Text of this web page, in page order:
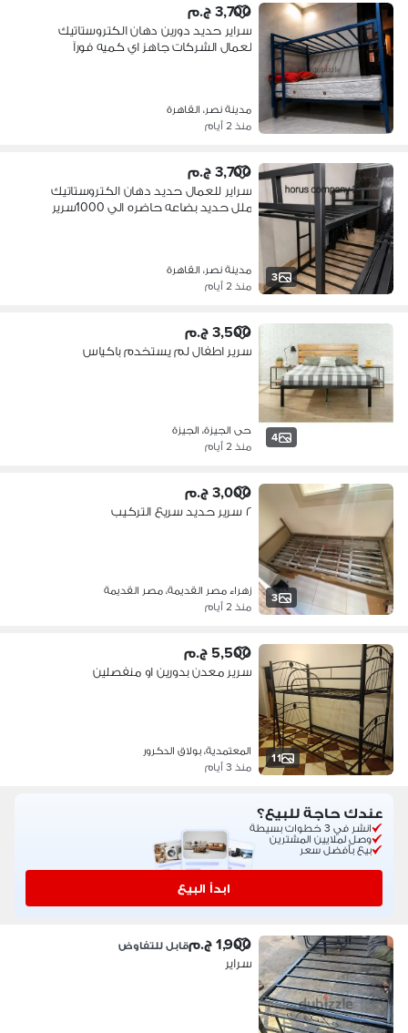
3,700 ج.م
سراير حديد دورين دهان الكتروستاتيك
لعمال الشركات جاهز اي كميه فورآ
مدينة نصر، القاهرة
منذ 2 أيام
3
3,700 ج.م
سراير للعمال حديد دهان الكتروستاتيك
ملل حديد بضاعه حاضره الي 1000سرير
مدينة نصر، القاهرة
منذ 2 أيام
4
3,500 ج.م
سرير اطفال لم يستخدم باكياس
حى الجيزة، الجيزة
منذ 2 أيام
3
3,000 ج.م
٢ سرير حديد سريع التركيب
زهراء مصر القديمة، مصر القديمة
منذ 2 أيام
11
5,500 ج.م
سرير معدن بدورين او منفصلين
المعتمدية، بولاق الدكرور
منذ 3 أيام
عندك حاجة للبيع؟
انشر في 3 خطوات بسيطة
وصل لملايين المشترين
بيع بأفضل سعر
ابدأ البيع
1,900 ج.م قابل للتفاوض
سراير